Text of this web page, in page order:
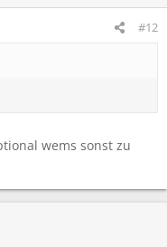
#12
wems sonst zu